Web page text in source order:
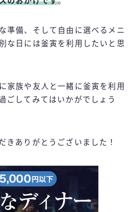
準備、そして自由に選べるメニ
な日には釜寅を利用したいと思
家族や友人と一緒に釜寅を利用
ごしてみてはいかがでしょう
きありがとうございました！